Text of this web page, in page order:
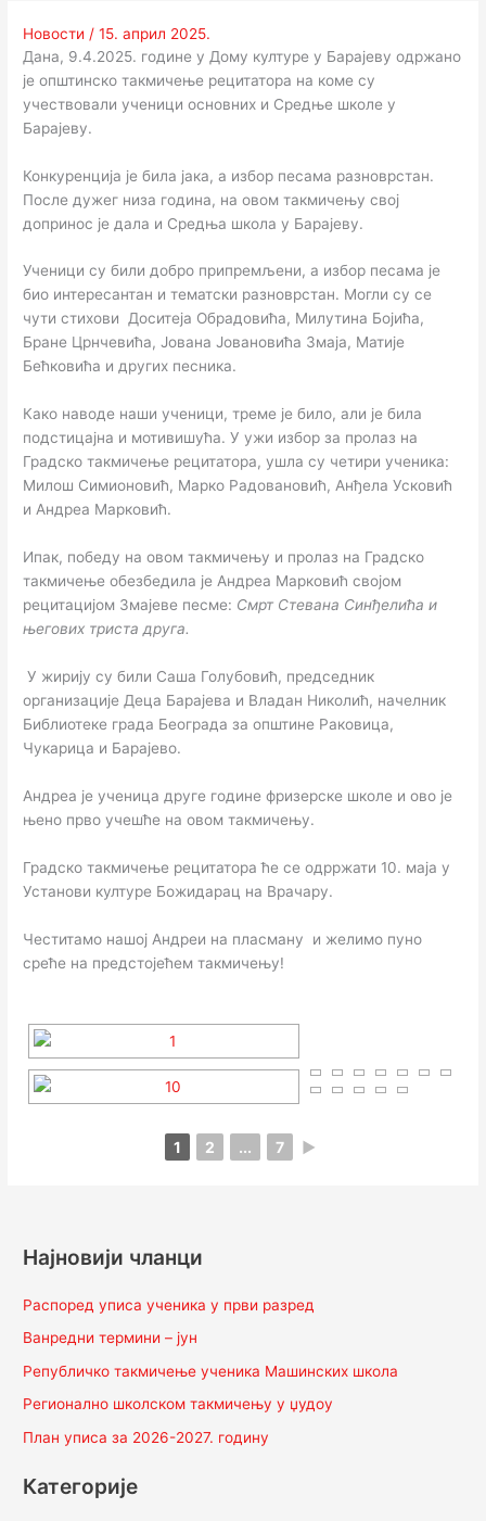
Новости /15. април 2025.
Дана, 9.4.2025. године у Дому културе у Барајеву одржано
је општинско такмичење рецитатора на коме су
учествовали ученици основних и Средње школе у
Барајеву.
Конкуренција је била јака, а избор песама разноврстан.
После дужег низа година, на овом такмичењу свој
допринос је дала и Средња школа у Барајеву.
Ученици су били добро припремљени, а избор песама је
био интересантан и тематски разноврстан. Могли су се
чути стихови Доситеја Обрадовића, Милутина Бојића,
Бране Црнчевића, Јована Јовановића Змаја, Матије
Бећковића и других песника.
Како наводе наши ученици, треме је било, али је била
подстицајна и мотивишућа. У ужи избор за пролаз на
Градско такмичење рецитатора, ушла су четири ученика:
Милош Симионовић, Марко Радовановић, Анђела Усковић
и Андреа Марковић.
Ипак, победу на овом такмичењу и пролаз на Градско
такмичење обезбедила је Андреа Марковић својом
рецитацијом Змајеве песме: Смрт Стевана Синђелића и
његових триста друга.
У жирију су били Саша Голубовић, председник
организације Деца Барајева и Владан Николић, начелник
Библиотеке града Београда за општине Раковица,
Чукарица и Барајево.
Андреа је ученица друге године фризерске школе и ово је
њено прво учешће на овом такмичењу.
Градско такмичење рецитатора ће се одрржати 10. маја у
Установи културе Божидарац на Врачару.
Честитамо нашој Андреи на пласману и желимо пуно
среће на предстојећем такмичењу!
1 2 ... 7 ►
Најновији чланци
Распоред уписа ученика у први разред
Ванредни термини – јун
Републичко такмичење ученика Машинских школа
Регионално школском такмичењу у џудоу
План уписа за 2026-2027. годину
Категорије